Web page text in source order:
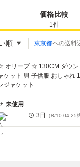
価格比較
1 件
順 東京都への送料
オリーブ ☆ 130CM ダウン
ケット 男 子供服 おしゃれ
ジャケット
未使用
-
3日 （8/10 04:25